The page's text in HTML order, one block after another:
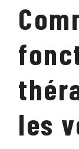
les